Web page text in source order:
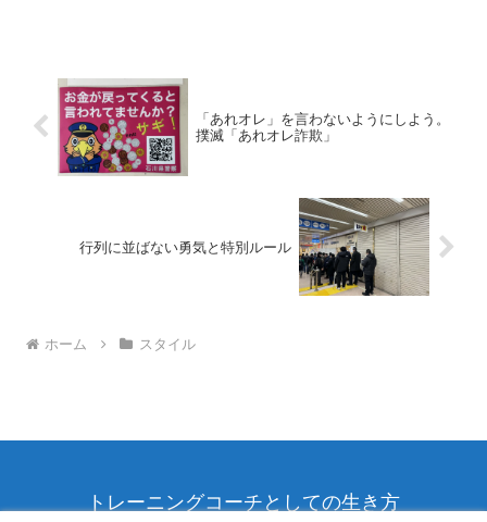
「あれオレ」を言わないようにしよう。
撲滅「あれオレ詐欺」
行列に並ばない勇気と特別ルール
ホーム スタイル
トレーニングコーチとしての生き方